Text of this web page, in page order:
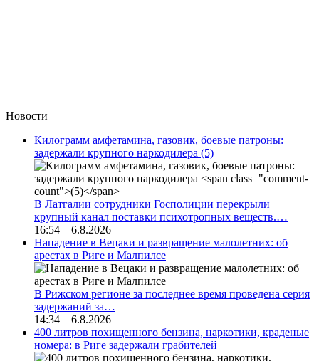
Новости
Килограмм амфетамина, газовик, боевые патроны:
задержали крупного наркодилера (5)
В Латгалии сотрудники Госполиции перекрыли
крупный канал поставки психотропных веществ.…
16:54 6.8.2026
Нападение в Вецаки и развращение малолетних: об
арестах в Риге и Малпилсе
В Рижском регионе за последнее время проведена серия
задержаний за…
14:34 6.8.2026
400 литров похищенного бензина, наркотики, краденые
номера: в Риге задержали грабителей